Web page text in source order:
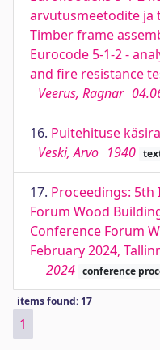
arvutusmeetodite ja
Timber frame
Eurocode 5-1-2 -
and fire resistance
Veerus, Ragnar
16. Puitehituse
Veski, Arvo 1940
17. Proceedings:
Forum Wood
Conference Forum
February 2024,
2024 conference
items found: 17
1